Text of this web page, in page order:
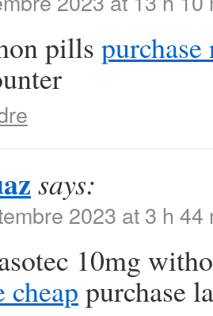
pills
says:
2023 at 3 h 44
10mg
cheap purchase